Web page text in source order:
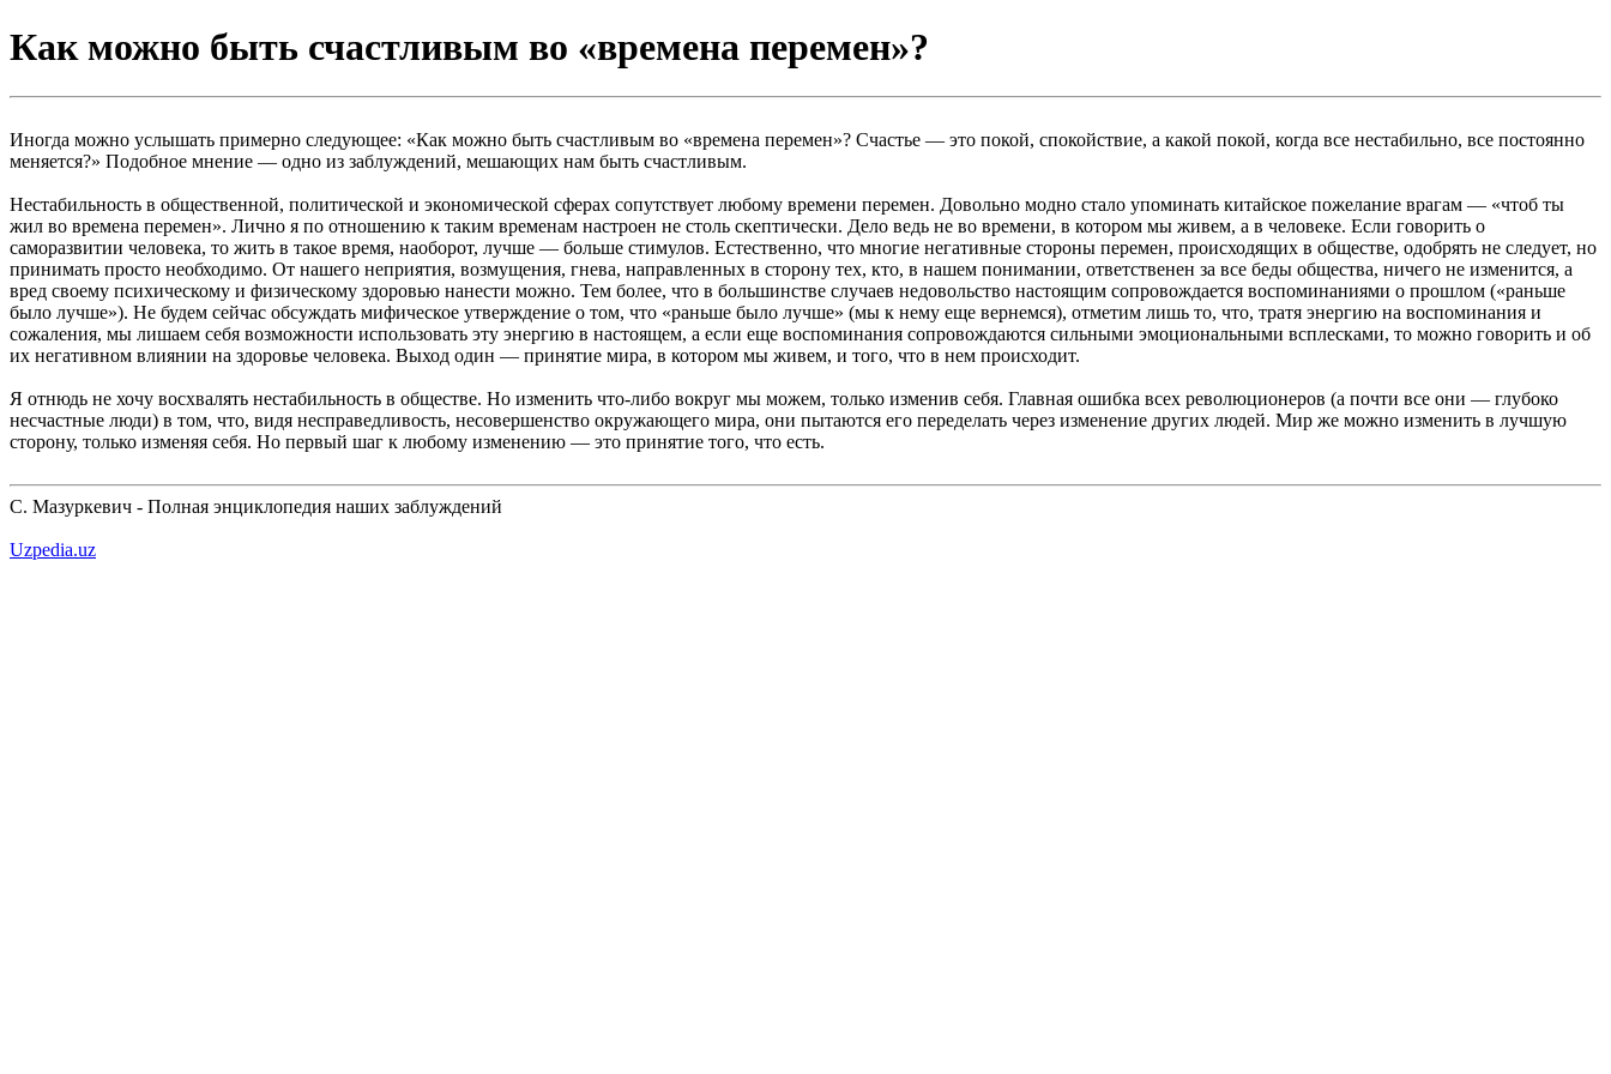
Как можно быть счастливым во «времена перемен»?
Иногда можно услышать примерно следующее: «Как можно быть счастливым во «времена перемен»? Счастье — это покой, спокойствие, а какой покой, когда все нестабильно, все постоянно
меняется?» Подобное мнение — одно из заблуждений, мешающих нам быть счастливым.
Нестабильность в общественной, политической и экономической сферах сопутствует любому времени перемен. Довольно модно стало упоминать китайское пожелание врагам — «чтоб ты
жил во времена перемен». Лично я по отношению к таким временам настроен не столь скептически. Дело ведь не во времени, в котором мы живем, а в человеке. Если говорить о
саморазвитии человека, то жить в такое время, наоборот, лучше — больше стимулов. Естественно, что многие негативные стороны перемен, происходящих в обществе, одобрять не следует, но
принимать просто необходимо. От нашего неприятия, возмущения, гнева, направленных в сторону тех, кто, в нашем понимании, ответственен за все беды общества, ничего не изменится, а
вред своему психическому и физическому здоровью нанести можно. Тем более, что в большинстве случаев недовольство настоящим сопровождается воспоминаниями о прошлом («раньше
было лучше»). Не будем сейчас обсуждать мифическое утверждение о том, что «раньше было лучше» (мы к нему еще вернемся), отметим лишь то, что, тратя энергию на воспоминания и
сожаления, мы лишаем себя возможности использовать эту энергию в настоящем, а если еще воспоминания сопровождаются сильными эмоциональными всплесками, то можно говорить и об
их негативном влиянии на здоровье человека. Выход один — принятие мира, в котором мы живем, и того, что в нем происходит.
Я отнюдь не хочу восхвалять нестабильность в обществе. Но изменить что-либо вокруг мы можем, только изменив себя. Главная ошибка всех революционеров (а почти все они — глубоко
несчастные люди) в том, что, видя несправедливость, несовершенство окружающего мира, они пытаются его переделать через изменение других людей. Мир же можно изменить в лучшую
сторону, только изменяя себя. Но первый шаг к любому изменению — это принятие того, что есть.
С. Мазуркевич - Полная энциклопедия наших заблуждений
Uzpedia.uz